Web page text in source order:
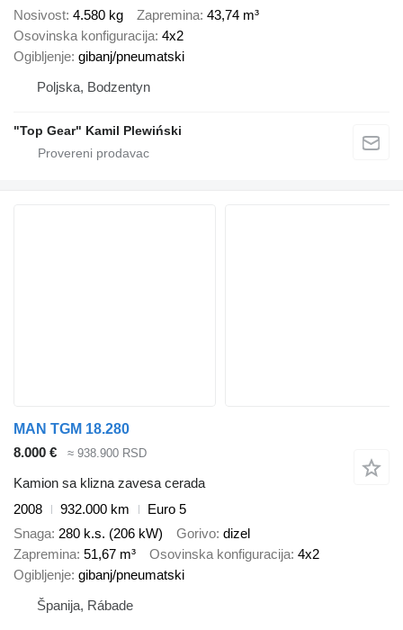
Nosivost 4.580 kg Zapremina 43,74 m³
Osovinska konfiguracija 4x2
Ogibljenje gibanj/pneumatski
Poljska, Bodzentyn
"Top Gear" Kamil Plewiński
MAN TGM 18.280
8.000 €
≈ 938.900 RSD
Kamion sa klizna zavesa cerada
2008
932.000 km
Euro 5
Snaga 280 k.s. (206 kW) Gorivo dizel
Zapremina 51,67 m³ Osovinska konfiguracija 4x2
Ogibljenje gibanj/pneumatski
Španija, Rábade